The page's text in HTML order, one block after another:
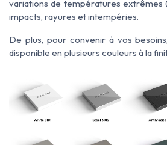
variations de températures extrêmes
impacts, rayures et intempéries.
De plus, pour convenir à vos
disponible en plusieurs couleurs à la